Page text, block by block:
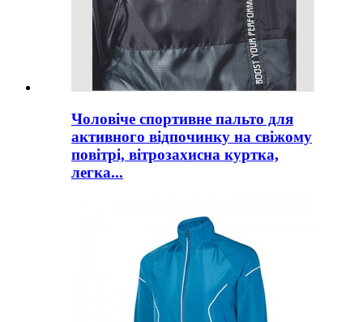
Чоловіче спортивне пальто для
активного відпочинку на свіжому
повітрі, вітрозахисна куртка,
легка...